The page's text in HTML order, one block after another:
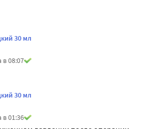
30 мл
в 08:07
30 мл
в 01:36